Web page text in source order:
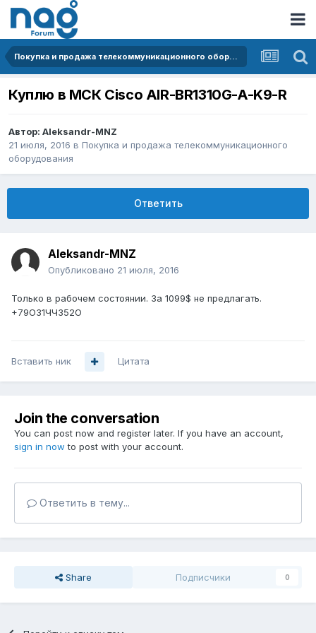
Покупка и продажа телекоммуникационного оборудования
Куплю в МСК Cisco AIR-BR1310G-A-K9-R
Автор: Aleksandr-MNZ
21 июля, 2016 в Покупка и продажа телекоммуникационного
оборудования
Ответить
Aleksandr-MNZ
Опубликовано 21 июля, 2016
Только в рабочем состоянии. За 1099$ не предлагать.
+79ОЗ1ЧЧЗ52O
Вставить ник Цитата
Join the conversation
You can post now and register later. If you have an account,
sign in now to post with your account.
Ответить в тему...
Share Подписчики 0